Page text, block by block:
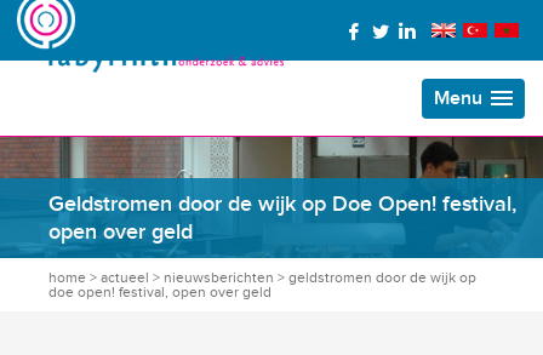
Menu
Geldstromen door de wijk op Doe Open! festival,
open over geld
home > actueel > nieuwsberichten > geldstromen door de wijk op
doe open! festival, open over geld